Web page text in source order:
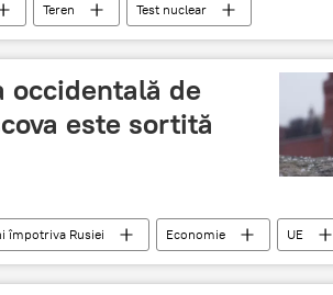
Teren Test nuclear
occidentală de
este sortită
împotriva Rusiei Economie UE